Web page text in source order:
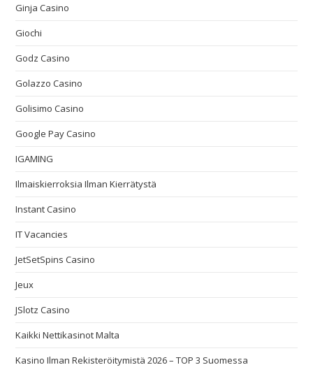
Ginja Casino
Giochi
Godz Casino
Golazzo Casino
Golisimo Casino
Google Pay Casino
IGAMING
Ilmaiskierroksia Ilman Kierrätystä
Instant Casino
IT Vacancies
JetSetSpins Casino
Jeux
JSlotz Casino
Kaikki Nettikasinot Malta
Kasino Ilman Rekisteröitymistä 2026 – TOP 3 Suomessa